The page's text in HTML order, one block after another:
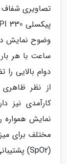
تصاویری شفاف
از نظر
کارآمدی نیز
مختلف برای
(SpO2) پشتیبانی می نماید.